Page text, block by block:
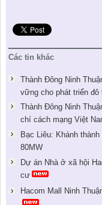
Các tin khác
Thành Đông Ninh
vững cho phát triển đô
Thành Đông Ninh
chí cách mạng Việt
Bạc Liêu: Khánh
80MW
Dự án Nhà ở xã hội
cư
Hacom Mall Ninh